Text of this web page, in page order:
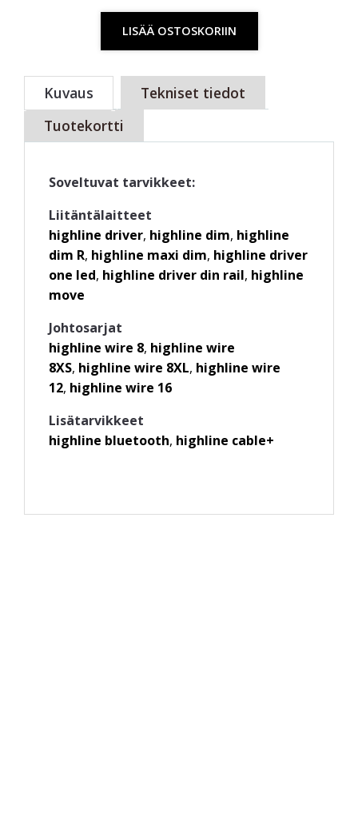
LISÄÄ OSTOSKORIIN
Kuvaus
Tekniset tiedot
Tuotekortti
Soveltuvat tarvikkeet:
Liitäntälaitteet
highline driver, highline dim, highline
dim R, highline maxi dim, highline driver
one led, highline driver din rail, highline
move
Johtosarjat
highline wire 8, highline wire
8XS, highline wire 8XL, highline wire
12, highline wire 16
Lisätarvikkeet
highline bluetooth, highline cable+